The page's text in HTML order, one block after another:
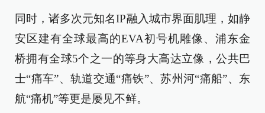
同时，诸多次元知名IP融入城市界面肌理，如静
安区建有全球最高的EVA初号机雕像、浦东金
桥拥有全球5个之一的等身大高达立像，公共巴
士“痛车”、轨道交通“痛铁”、苏州河“痛船”、东
航“痛机”等更是屡见不鲜。